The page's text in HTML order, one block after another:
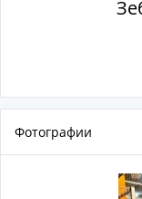
Фотографии